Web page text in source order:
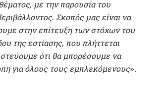
με την παρουσία του
Σκοπός μας είναι να
στην επίτευξη των στόχων του
της εστίασης, που πλήττεται
ότι θα μπορέσουμε να
για όλους τους εμπλεκόμενους».